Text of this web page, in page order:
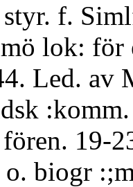
f.
lok: för
Led. av
19-
biogr